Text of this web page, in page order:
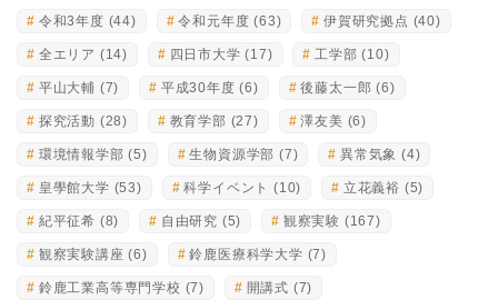
令和3年度 (44) 令和元年度 (63) 伊賀研究拠点 (40)
全エリア (14) 四日市大学 (17) 工学部 (10)
平山大輔 (7) 平成30年度 (6) 後藤太一郎 (6)
探究活動 (28) 教育学部 (27) 澤友美 (6)
環境情報学部 (5) 生物資源学部 (7) 異常気象 (4)
皇學館大学 (53) 科学イベント (10) 立花義裕 (5)
紀平征希 (8) 自由研究 (5) 観察実験 (167)
観察実験講座 (6) 鈴鹿医療科学大学 (7)
鈴鹿工業高等専門学校 (7) 開講式 (7)